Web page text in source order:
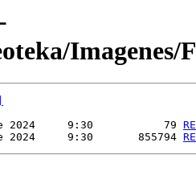
Imagenes/
de 2024     9:30           79
2024     9:30       855794